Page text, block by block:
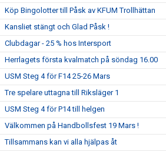
Köp Bingolotter till Påsk av KFUM Trollhättan
Kansliet stängt och Glad Påsk !
Clubdagar - 25 % hos Intersport
Herrlagets första kvalmatch på söndag 16.00
USM Steg 4 för F14 25-26 Mars
Tre spelare uttagna till Riksläger 1
USM Steg 4 för P14 till helgen
Välkommen på Handbollsfest 19 Mars !
Tillsammans kan vi alla hjälpas åt